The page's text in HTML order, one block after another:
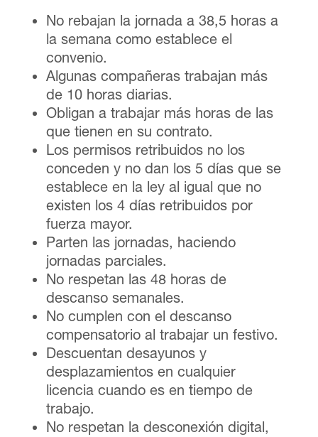
No rebajan la jornada a 38,5 horas a
la semana como establece el
convenio.
Algunas compañeras trabajan más
de 10 horas diarias.
Obligan a trabajar más horas de las
que tienen en su contrato.
Los permisos retribuidos no los
conceden y no dan los 5 días que se
establece en la ley al igual que no
existen los 4 días retribuidos por
fuerza mayor.
Parten las jornadas, haciendo
jornadas parciales.
No respetan las 48 horas de
descanso semanales.
No cumplen con el descanso
compensatorio al trabajar un festivo.
Descuentan desayunos y
desplazamientos en cualquier
licencia cuando es en tiempo de
trabajo.
No respetan la desconexión digital,